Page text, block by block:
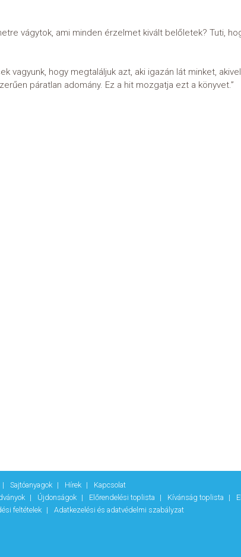
vágytok, ami minden érzelmet kivált belőletek? Tuti,
vagyunk, hogy megtaláljuk azt, aki igazán lát minket,
páratlan adomány. Ez a hit mozgatja ezt a könyvet.”
Sajtóanyagok Hírek
Kapcsolat
Újdonságok Előrendelési toplista Kívánság toplista
feltételek
Adatkezelési és adatvédelmi szabályzat